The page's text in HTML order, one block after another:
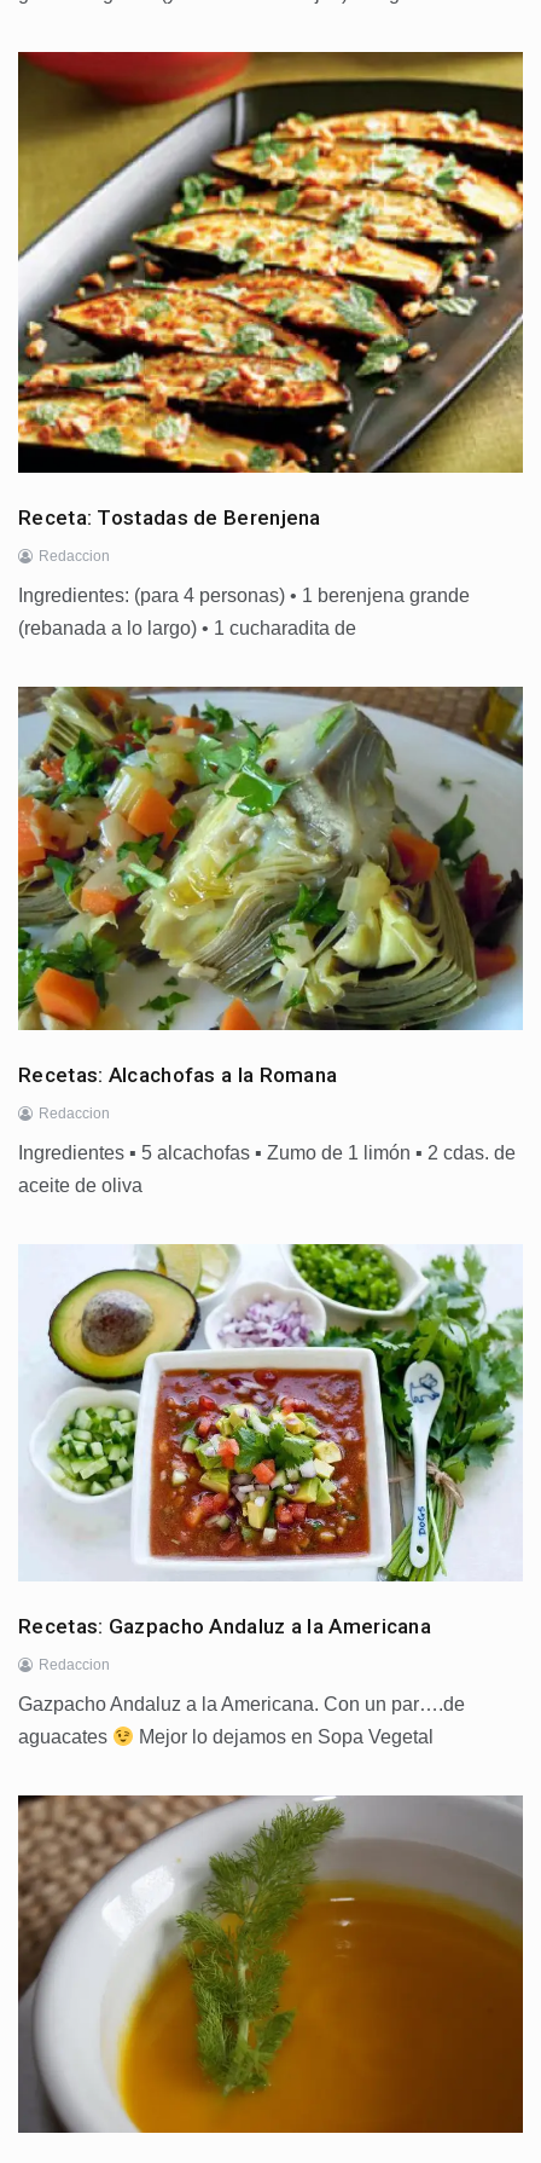
Receta: Tostadas de Berenjena
Redaccion
Ingredientes: (para 4 personas) • 1 berenjena grande
(rebanada a lo largo) • 1 cucharadita de
Recetas: Alcachofas a la Romana
Redaccion
Ingredientes ▪ 5 alcachofas ▪ Zumo de 1 limón ▪ 2 cdas. de
aceite de oliva
Recetas: Gazpacho Andaluz a la Americana
Redaccion
Gazpacho Andaluz a la Americana. Con un par….de
aguacates
Mejor lo dejamos en Sopa Vegetal